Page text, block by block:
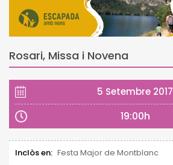
Rosari, Missa i Novena
5 Setembre 2017
19:00h
Inclòs en: Festa Major de Montblanc